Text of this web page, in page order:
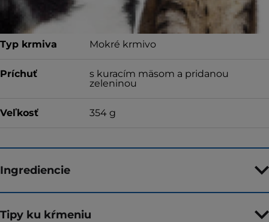
Typ krmiva Mokré krmivo
Príchuť
s kuracím mäsom a pridanou
zeleninou
Veľkosť 354 g
Ingrediencie
Tipy ku kŕmeniu